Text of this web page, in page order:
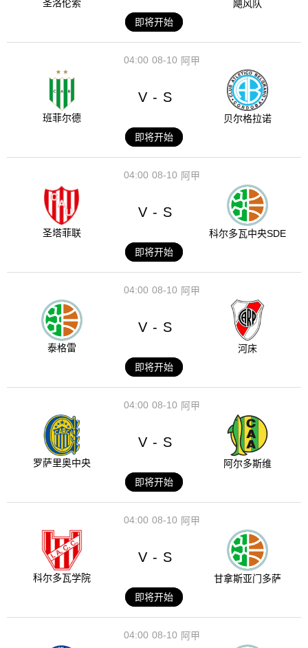
圣洛伦索
飓风队
即将开始
08-10
04:00 阿甲
班菲尔德
V - S
贝尔格拉诺
即将开始
08-10
04:00 阿甲
圣塔菲联
V - S
科尔多瓦中央SDE
即将开始
08-10
04:00 阿甲
泰格雷
V - S
河床
即将开始
08-10
04:00 阿甲
罗萨里奥中央
V - S
阿尔多斯维
即将开始
08-10
04:00 阿甲
科尔多瓦学院
V - S
甘拿斯亚门多萨
即将开始
08-10
04:00 阿甲